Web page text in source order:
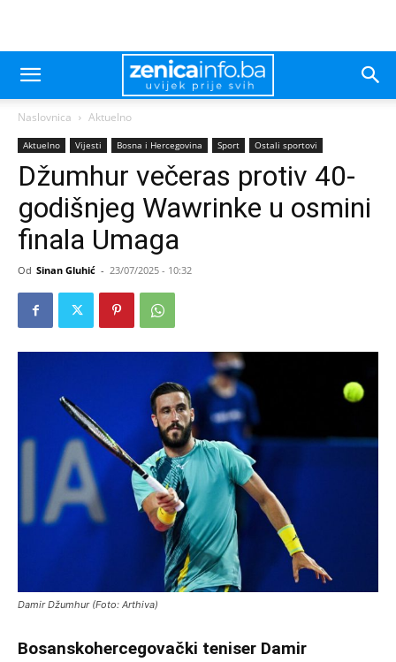
Naslovnica Aktuelno
Aktuelno Vijesti Bosna i Hercegovina Sport Ostali sportovi
Džumhur večeras protiv 40-
godišnjeg Wawrinke u osmini
finala Umaga
Od Sinan Gluhić - 23/07/2025 - 10:32
Damir Džumhur (Foto: Arthiva)
Bosanskohercegovački teniser Damir